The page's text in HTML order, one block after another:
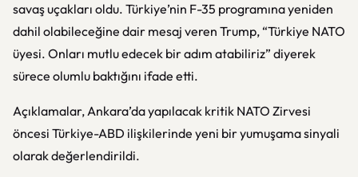
savaş uçakları oldu. Türkiye’nin F-35 programına yeniden
dahil olabileceğine dair mesaj veren Trump, “Türkiye NATO
üyesi. Onları mutlu edecek bir adım atabiliriz” diyerek
sürece olumlu baktığını ifade etti.
Açıklamalar, Ankara’da yapılacak kritik NATO Zirvesi
öncesi Türkiye-ABD ilişkilerinde yeni bir yumuşama sinyali
olarak değerlendirildi.